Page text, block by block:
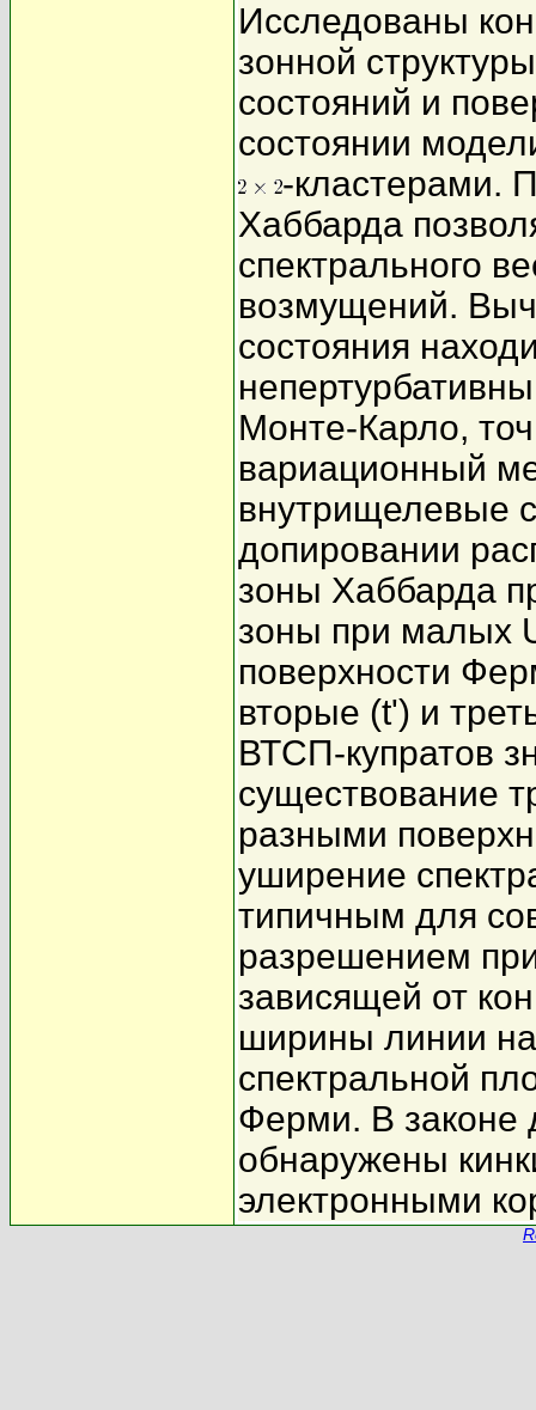
Исследованы
зонной
состояний и
состоянии
-кластерами.
Хаббарда
спектрального
возмущений.
состояния
Монте-Карло,
вариационный
внутрищелевые
допировании
зоны Хаббарда
зоны при малых
поверхности
вторые (t') и
ВТСП-купратов
существование
разными
уширение
типичным для
разрешением
зависящей от
ширины линии на
спектральной
Ферми. В законе
обнаружены
электронными